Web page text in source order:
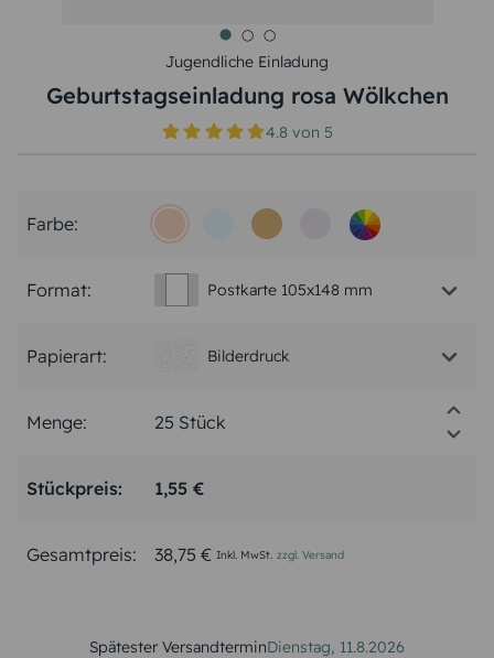
Jugendliche Einladung
Geburtstagseinladung rosa Wölkchen
4.8 von5
Farbe:
Format: Postkarte 105x148 mm
Papierart: Bilderdruck
Menge:
Stückpreis: 1,55 €
Gesamtpreis: 38,75 € Inkl. MwSt. zzgl. Versand
Spätester VersandterminDienstag, 11.8.2026